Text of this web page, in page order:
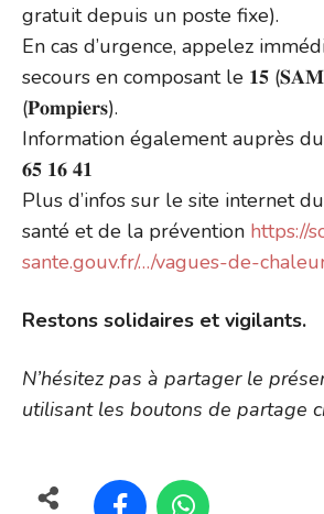
gratuit depuis un poste fixe).
En cas d’urgence, appelez
secours en composant le 𝟏𝟓
(𝐏𝐨𝐦𝐩𝐢𝐞𝐫𝐬).
Information également auprès
𝟔𝟓 𝟏𝟔 𝟒𝟏
Plus d’infos sur le site internet
santé et de la prévention https://
sante.gouv.fr/…/vagues-de-
Restons solidaires et vigilants.
N’hésitez pas à partager le
utilisant les boutons de partage